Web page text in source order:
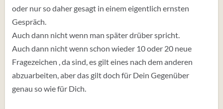
oder nur so daher gesagt in einem eigentlich ernsten
Gespräch.
Auch dann nicht wenn man später drüber spricht.
Auch dann nicht wenn schon wieder 10 oder 20 neue
Fragezeichen , da sind, es gilt eines nach dem anderen
abzuarbeiten, aber das gilt doch für Dein Gegenüber
genau so wie für Dich.